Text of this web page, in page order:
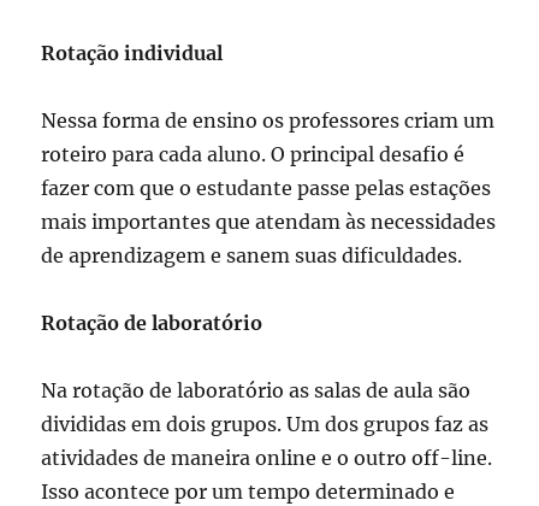
Rotação individual
Nessa forma de ensino os professores criam um
roteiro para cada aluno. O principal desafio é
fazer com que o estudante passe pelas estações
mais importantes que atendam às necessidades
de aprendizagem e sanem suas dificuldades.
Rotação de laboratório
Na rotação de laboratório as salas de aula são
divididas em dois grupos. Um dos grupos faz as
atividades de maneira online e o outro off-line.
Isso acontece por um tempo determinado e